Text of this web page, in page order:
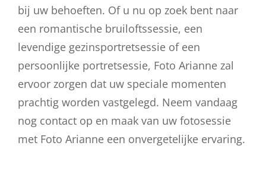
bij uw behoeften. Of u nu op zoek bent naar
een romantische bruiloftssessie, een
levendige gezinsportretsessie of een
persoonlijke portretsessie, Foto Arianne zal
ervoor zorgen dat uw speciale momenten
prachtig worden vastgelegd. Neem vandaag
nog contact op en maak van uw fotosessie
met Foto Arianne een onvergetelijke ervaring.